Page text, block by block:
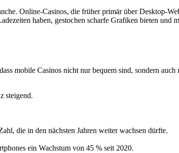
Online-Casinos, die früher primär über Desktop-
haben, gestochen scharfe Grafiken bieten
mobile Casinos nicht nur bequem sind, sondern
steigend.
die in den nächsten Jahren weiter wachsen dürfte.
ein Wachstum von 45 % seit 2020.